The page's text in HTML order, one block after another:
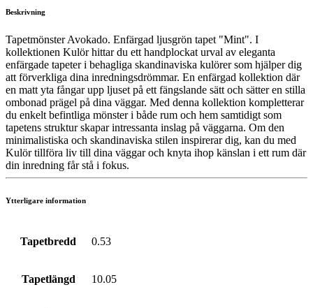
Beskrivning
Tapetmönster Avokado. Enfärgad ljusgrön tapet "Mint". I
kollektionen Kulör hittar du ett handplockat urval av eleganta
enfärgade tapeter i behagliga skandinaviska kulörer som hjälper dig
att förverkliga dina inredningsdrömmar. En enfärgad kollektion där
en matt yta fångar upp ljuset på ett fängslande sätt och sätter en stilla
ombonad prägel på dina väggar. Med denna kollektion kompletterar
du enkelt befintliga mönster i både rum och hem samtidigt som
tapetens struktur skapar intressanta inslag på väggarna. Om den
minimalistiska och skandinaviska stilen inspirerar dig, kan du med
Kulör tillföra liv till dina väggar och knyta ihop känslan i ett rum där
din inredning får stå i fokus.
Ytterligare information
Tapetbredd 0.53
Tapetlängd 10.05